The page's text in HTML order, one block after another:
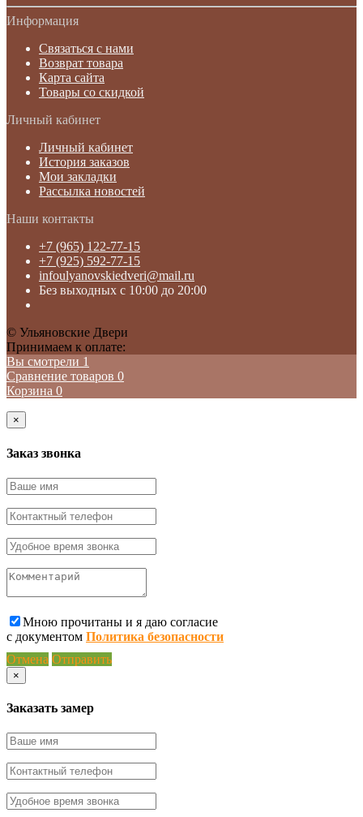
Информация
Связаться с нами
Возврат товара
Карта сайта
Товары со скидкой
Личный кабинет
Личный кабинет
История заказов
Мои закладки
Рассылка новостей
Наши контакты
+7 (965) 122-77-15
+7 (925) 592-77-15
infoulyanovskiedveri@mail.ru
Без выходных с 10:00 до 20:00
© Ульяновские Двери
Принимаем к оплате:
Вы смотрели 1
Сравнение товаров 0
Корзина 0
×
Заказ звонка
Мною прочитаны и я даю согласие
с документом Политика безопасности
Отмена Отправить
×
Заказать замер